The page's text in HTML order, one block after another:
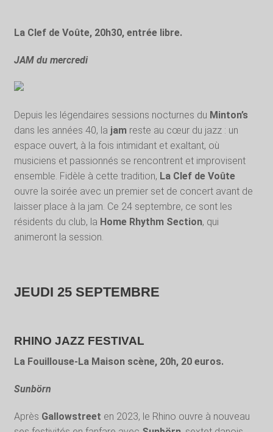
La Clef de Voûte, 20h30, entrée libre.
JAM du mercredi
Depuis les légendaires sessions nocturnes du Minton’s
dans les années 40, la jamreste au cœur du jazz : un
espace ouvert, à la fois intimidant et exaltant, où
musiciens et passionnés se rencontrent et improvisent
ensemble. Fidèle à cette tradition, La Clef de Voûte
ouvre la soirée avec un premier set de concert avant de
laisser place à la jam. Ce 24 septembre, ce sont les
résidents du club, la Home Rhythm Section, qui
animeront la session.
JEUDI 25 SEPTEMBRE
RHINO JAZZ FESTIVAL
La Fouillouse-La Maison scène, 20h, 20 euros.
Sunbörn
Après Gallowstreet en 2023, le Rhino ouvre à nouveau